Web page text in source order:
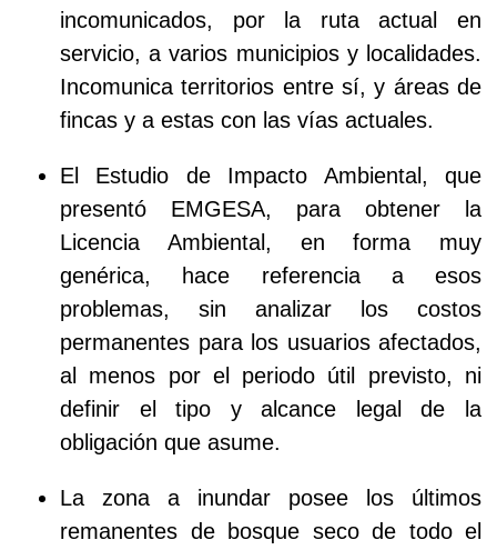
incomunicados, por la ruta actual en
servicio, a varios municipios y localidades.
Incomunica territorios entre sí, y áreas de
fincas y a estas con las vías actuales.
El Estudio de Impacto Ambiental, que
presentó EMGESA, para obtener la
Licencia Ambiental, en forma muy
genérica, hace referencia a esos
problemas, sin analizar los costos
permanentes para los usuarios afectados,
al menos por el periodo útil previsto, ni
definir el tipo y alcance legal de la
obligación que asume.
La zona a inundar posee los últimos
remanentes de bosque seco de todo el